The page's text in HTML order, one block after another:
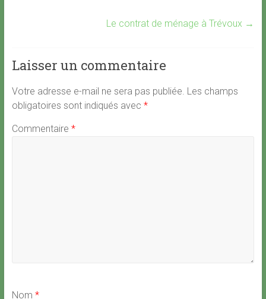
Le contrat de ménage à Trévoux →
Laisser un commentaire
Votre adresse e-mail ne sera pas publiée. Les champs
obligatoires sont indiqués avec *
Commentaire *
Nom *